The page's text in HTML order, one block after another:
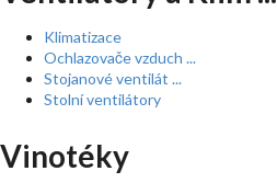
Klimatizace
Ochlazovače vzduch ...
Stojanové ventilát ...
Stolní ventilátory
Vinotéky